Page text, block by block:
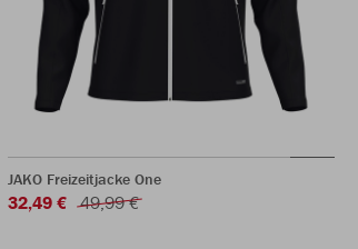
JAKO Freizeitjacke One
32,49 € 49,99 €